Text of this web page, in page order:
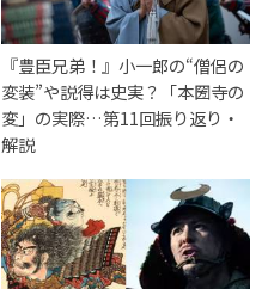
『豊臣兄弟！』小一郎の“僧侶の
変装”や説得は史実？「本圀寺の
変」の実際…第11回振り返り・
解説